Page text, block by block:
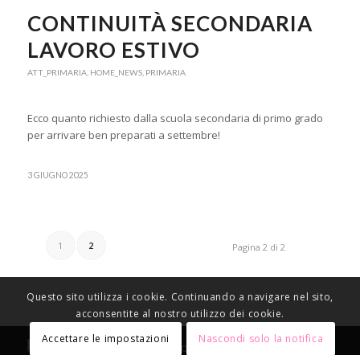
CONTINUITÀ SECONDARIA
LAVORO ESTIVO
ATT_PRIMARIA, HOME_NEWS, PRIMARIA
Ecco quanto richiesto dalla scuola secondaria di primo grado
per arrivare ben preparati a settembre!
3 GIUGNO 2025
Pagina 2 di 2
1 2
© Copyright 2021 Istituto Comprensivo Ezio Bosso -
Questo sito utilizza i cookie. Continuando a navigare nel sito,
acconsentite al nostro utilizzo dei cookie.
Accettare le impostazioni
Nascondi solo la notifica